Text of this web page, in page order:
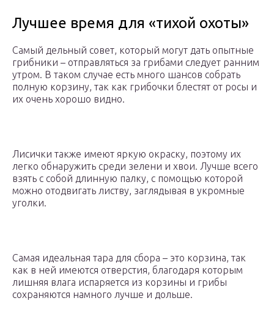
Лучшее время для «тихой охоты»
Самый дельный совет, который могут дать опытные
грибники – отправляться за грибами следует ранним
утром. В таком случае есть много шансов собрать
полную корзину, так как грибочки блестят от росы и
их очень хорошо видно.
Лисички также имеют яркую окраску, поэтому их
легко обнаружить среди зелени и хвои. Лучше всего
взять с собой длинную палку, с помощью которой
можно отодвигать листву, заглядывая в укромные
уголки.
Самая идеальная тара для сбора – это корзина, так
как в ней имеются отверстия, благодаря которым
лишняя влага испаряется из корзины и грибы
сохраняются намного лучше и дольше.